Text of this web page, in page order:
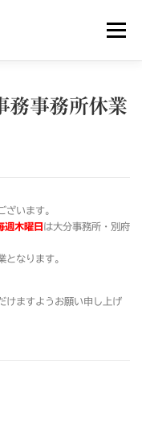
メニュー
務事務所休業
ざいます。
週木曜日 は大分事務所・別府
なります。
けますようお願い申し上げ